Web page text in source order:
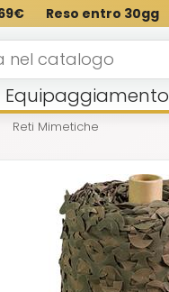
Reso entro 30gg
Equipaggiamento
Reti Mimetiche